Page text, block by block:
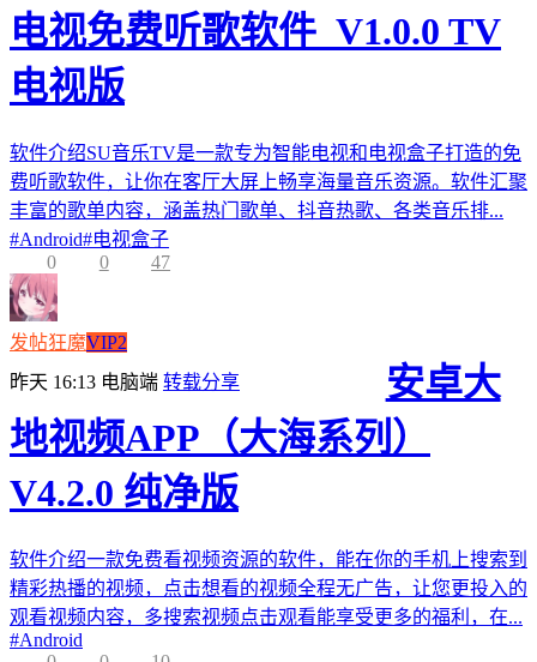
电视免费听歌软件_V1.0.0 TV
电视版
软件介绍SU音乐TV是一款专为智能电视和电视盒子打造的免
费听歌软件，让你在客厅大屏上畅享海量音乐资源。软件汇聚
丰富的歌单内容，涵盖热门歌单、抖音热歌、各类音乐排...
#Android#电视盒子
0
0 47
发帖狂魔VIP2
昨天 16:13 电脑端 转载分享
安卓大
地视频APP（大海系列）
V4.2.0 纯净版
软件介绍一款免费看视频资源的软件，能在你的手机上搜索到
精彩热播的视频，点击想看的视频全程无广告，让您更投入的
观看视频内容，多搜索视频点击观看能享受更多的福利，在...
#Android